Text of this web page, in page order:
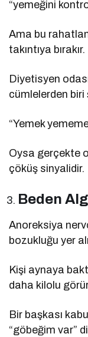
“yemeğini
Ama bu
takıntıya bırakır.
Diyetisyen
cümlelerden biri
“Yemek
Oysa gerçekte
çöküş sinyalidir.
Beden
Anoreksiya
bozukluğu yer
Kişi aynaya
daha kilolu
Bir başkası
“göbeğim var”